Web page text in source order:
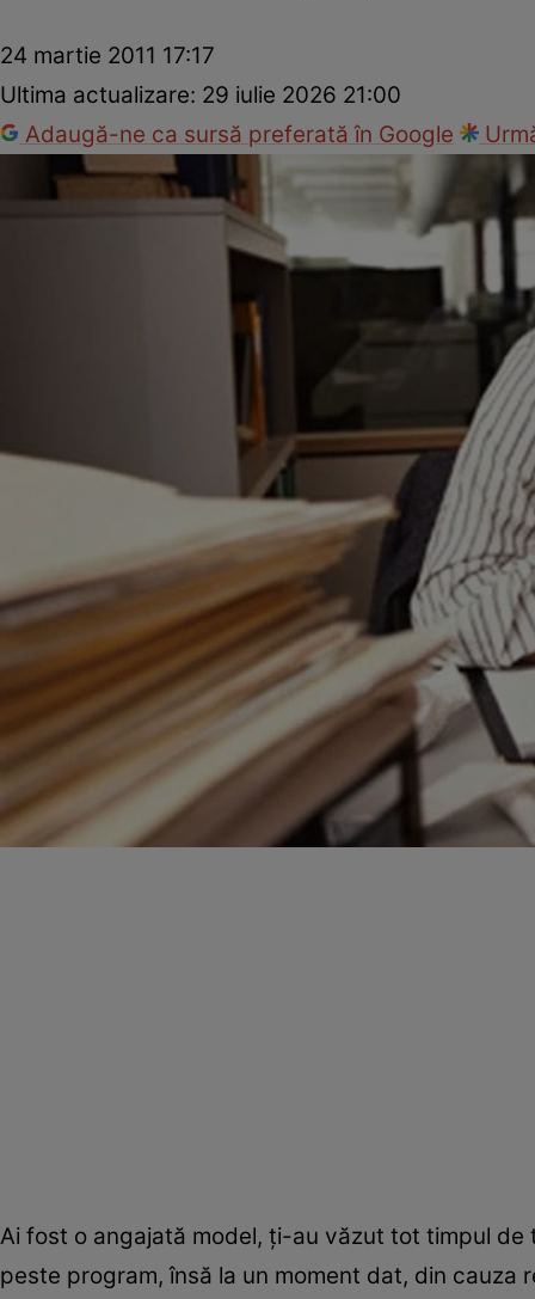
24 martie 2011 17:17
Ultima actualizare: 29 iulie 2026 21:00
Adaugă-ne ca sursă preferată în Google
Ai fost o angajată model, ţi-au văzut tot timpul
peste program, însă la un moment dat, din